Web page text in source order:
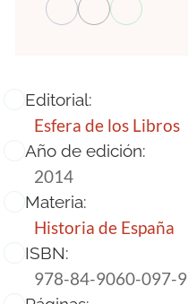
Editorial:
Esfera de los Libros
Año de edición:
2014
Materia:
Historia de España
ISBN:
978-84-9060-097-9